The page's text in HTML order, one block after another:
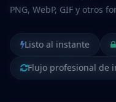
PNG, WebP, GIF y otros
Listo al instante
Flujo profesional de